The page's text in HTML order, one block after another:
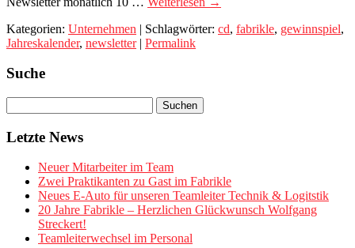
CDs
allen
Anmeldungen
Kategorien: Unternehmen | Schlagwörter: cd, fabrikle, gewinnspiel,
Jahreskalender, newsletter| Permalink
Suche
Letzte News
Neuer Mitarbeiter im Team
Zwei Praktikanten zu Gast im Fabrikle
Neues E-Auto für unseren Teamleiter Technik & Logitstik
20 Jahre Fabrikle – Herzlichen Glückwunsch Wolfgang
Streckert!
Teamleiterwechsel im Personal